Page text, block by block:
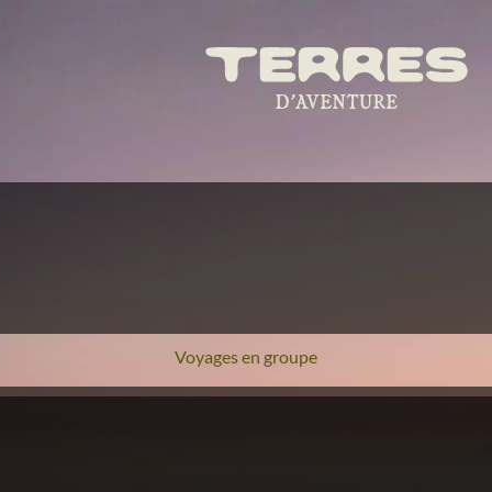
Voyages en groupe